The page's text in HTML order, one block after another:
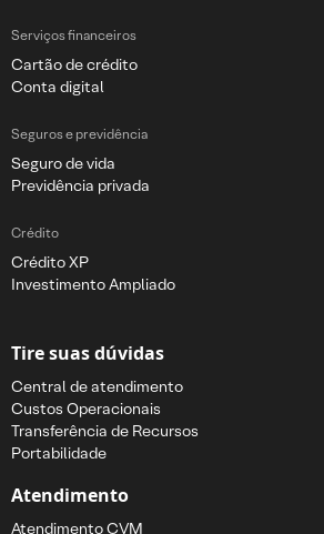
Serviços financeiros
Cartão de crédito
Conta digital
Seguros e previdência
Seguro de vida
Previdência privada
Crédito
Crédito XP
Investimento Ampliado
Tire suas dúvidas
Central de atendimento
Custos Operacionais
Transferência de Recursos
Portabilidade
Atendimento
Atendimento CVM